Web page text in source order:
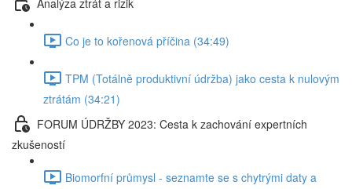
Co je to kořenová příčina (34:49)
TPM (Totálně produktivní údržba) jako cesta k nulovým
ztrátám (34:21)
FORUM ÚDRŽBY 2023: Cesta k zachování expertních
zkušeností
Biomorfní průmysl - seznamte se s chytrými daty a